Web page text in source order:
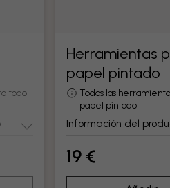
todo
Herramientas
papel pintado
Todas las
papel pintado
Información del
19 €